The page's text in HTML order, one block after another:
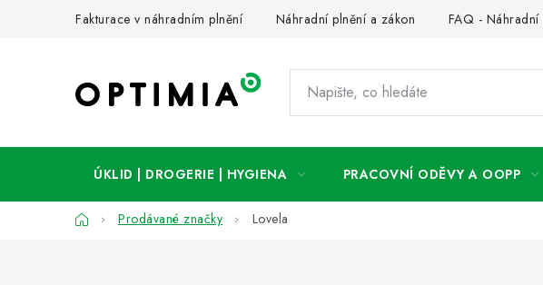
Fakturace v náhradním plnění Náhradní plnění a zákon FAQ - Náhradní
ÚKLID | DROGERIE | HYGIENA PRACOVNÍ ODĚVY A OOPP
DomůProdávané značky Lovela